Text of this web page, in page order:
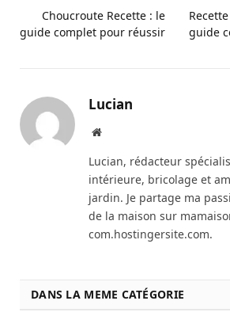
Choucroute Recette : le
guide complet pour réussir
guide
Lucian
Website
Lucian, rédacteur
intérieure, bricolage et
jardin. Je partage ma
de la maison sur
com.hostingersite.com.
DANS LA MEME CATÉGORIE